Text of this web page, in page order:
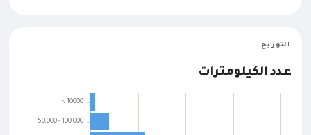
التوزيع
عدد الكيلومترات